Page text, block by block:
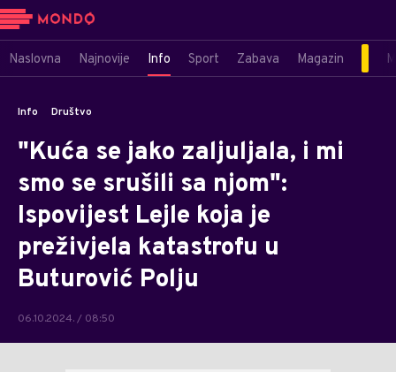
Naslovna Najnovije Info Sport Zabava Magazin
Info Društvo
"Kuća se jako zaljuljala, i mi
smo se srušili sa njom":
Ispovijest Lejle koja je
preživjela katastrofu u
Buturović Polju
06.10.2024. / 08:50